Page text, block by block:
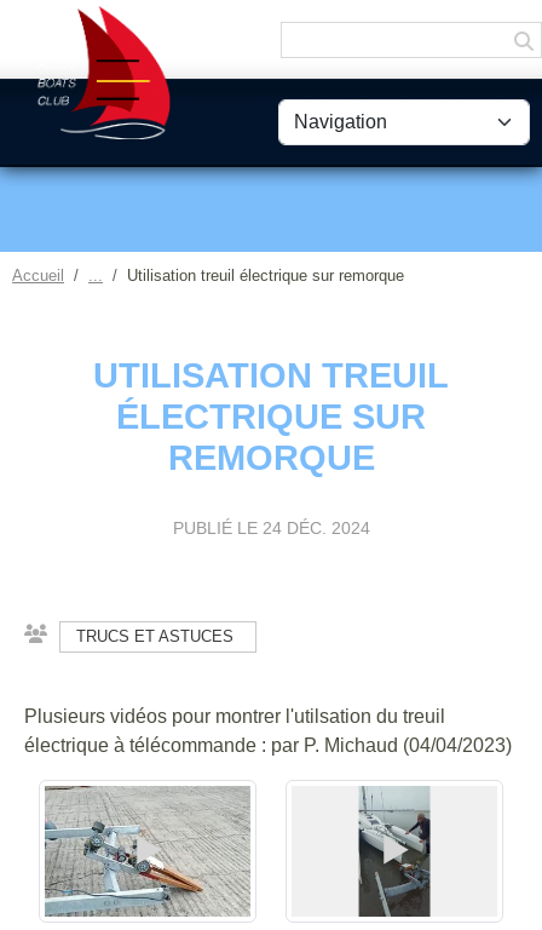
Accueil Utilisation treuil électrique sur remorque
UTILISATION TREUIL
ÉLECTRIQUE SUR
REMORQUE
PUBLIÉ LE 24 DÉC. 2024
TRUCS ET ASTUCES
Plusieurs vidéos pour montrer l'utilsation du treuil
électrique à télécommande : par P. Michaud (04/04/2023)
Panneau de gestion des cookies